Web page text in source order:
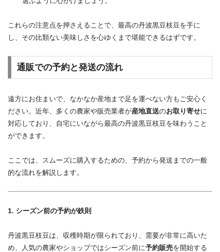
これらの注意点を押さえることで、最高の丹波黒豆枝豆を手に
し、その比類ない美味しさを心ゆくまで堪能できるはずです。
通販での予約と発送の流れ
遠方にお住まいで、なかなか産地まで足を運べない方もご安心く
ださい。近年、多くの農家や販売業者が産地直送のお取り寄せに
対応しており、自宅にいながら最高の丹波黒豆枝豆を味わうこと
ができます。
ここでは、スムーズに購入するための、予約から発送までの一般
的な流れを解説します。
1. シーズン前の予約が鉄則
丹波黒豆枝豆は、収穫時期が限られており、需要が非常に高いた
め、人気の農家やショップではシーズン前に予約販売を開始する